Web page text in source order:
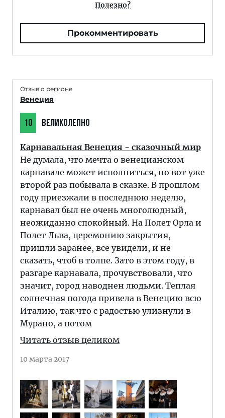
Полезно?
Прокомментировать
Отзыв о регионе
Венеция
10 ВЕЛИКОЛЕПНО
Карнавальная Венеция - сказочный мир
Не думала, что мечта о венецианском
карнавале может исполниться, но вот уже
второй раз побывала в сказке. В прошлом
году приезжали в последнюю неделю,
карнавал был не очень многолюдный,
неожиданно спокойный. На Полет Орла и
Полет Льва, церемонию закрытия,
пришли заранее, все увидели, и не
сказать, чтоб в толпе. Зато в этом году, в
разгаре карнавала, прочувствовали, что
значит, город наводнен людьми. Теплая
солнечная погода привела в Венецию всю
Италию, так что с радостью улизнули в
Мурано, а потом
Читать отзыв целиком
10 марта 2017